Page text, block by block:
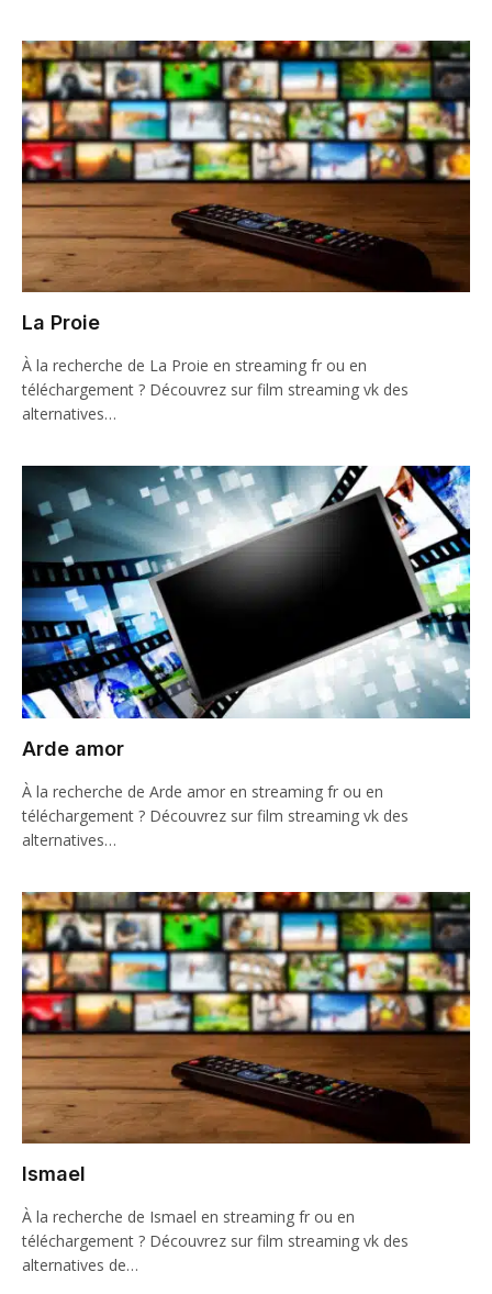
La Proie
À la recherche de La Proie en streaming fr ou en
téléchargement ? Découvrez sur film streaming vk des
alternatives…
Arde amor
À la recherche de Arde amor en streaming fr ou en
téléchargement ? Découvrez sur film streaming vk des
alternatives…
Ismael
À la recherche de Ismael en streaming fr ou en
téléchargement ? Découvrez sur film streaming vk des
alternatives de…